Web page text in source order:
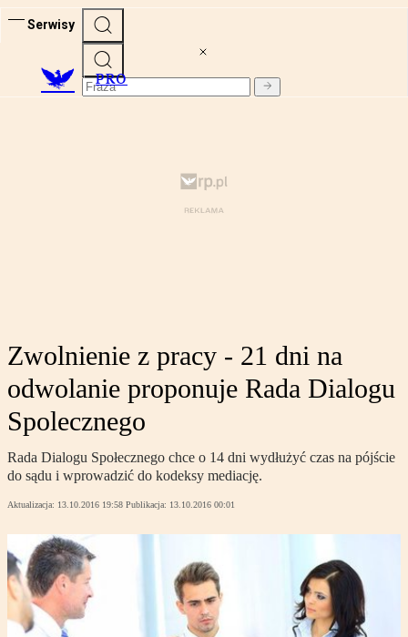
Serwisy
PRO
Zwolnienie z pracy - 21 dni na
odwolanie proponuje Rada Dialogu
Spolecznego
Rada Dialogu Społecznego chce o 14 dni wydłużyć czas na pójście
do sądu i wprowadzić do kodeksy mediację.
Aktualizacja: 13.10.2016 19:58 Publikacja: 13.10.2016 00:01